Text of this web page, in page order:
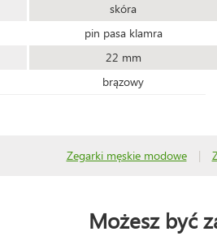
skóra
pin pasa klamra
22 mm
brązowy
Zegarki męskie modowe |
Możesz być